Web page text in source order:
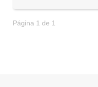
Página 1 de 1